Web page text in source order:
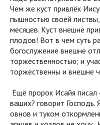
Чем же куст привлёк
пышностью своей
месяцев. Куст внешне
плодов! Вот в чем суть
богослужение внешне
торжественностью; и
торжественны и внешне
Ещё пророк Исайя
ваших? говорит
овнов и туком